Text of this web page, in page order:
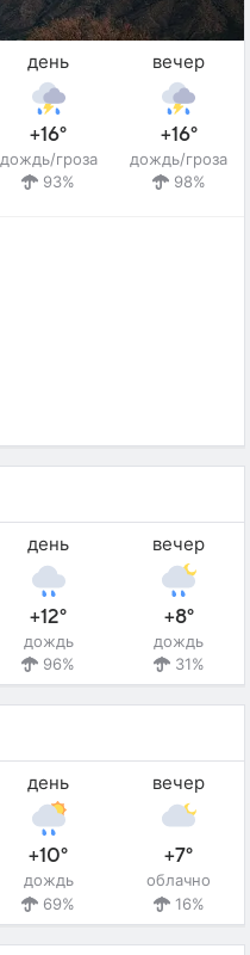
день
+16°
дождь/гроза
93%
вечер
+16°
дождь/гроза
98%
день
+12°
дождь
96%
вечер
+8°
дождь
31%
день
+10°
дождь
69%
вечер
+7°
облачно
16%